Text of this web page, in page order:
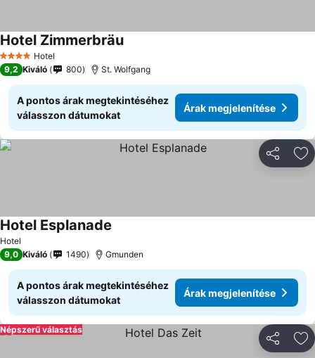
4 KategóriaHotel
Hotel Zimmerbräu
9,2 Kiváló 800 St. Wolfgang
A pontos árak megtekintéséhez
válasszon dátumokat
Árak megjelenítése
Hotel
Hotel Esplanade
9,0 Kiváló 1490 Gmunden
A pontos árak megtekintéséhez
válasszon dátumokat
Árak megjelenítése
Népszerű választás